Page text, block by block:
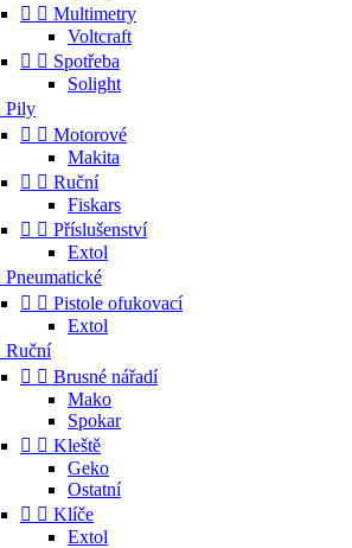
  Multimetry
Voltcraft
  Spotřeba
Solight
Pily
  Motorové
Makita
  Ruční
Fiskars
  Příslušenství
Extol
Pneumatické
  Pistole ofukovací
Extol
Ruční
  Brusné nářadí
Mako
Spokar
  Kleště
Geko
Ostatní
  Klíče
Extol